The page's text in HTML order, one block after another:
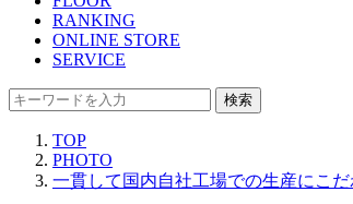
RANKING
ONLINE STORE
SERVICE
検索
TOP
PHOTO
一貫して国内自社工場での生産にこ